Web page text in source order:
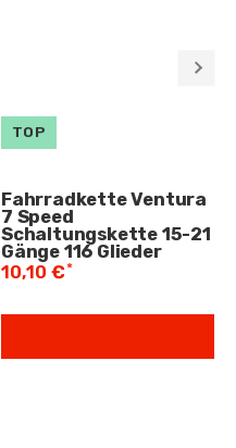
TOP
Fahrradkette Ventura
7 Speed
Schaltungskette 15-21
Gänge 116 Glieder
10,10 €*